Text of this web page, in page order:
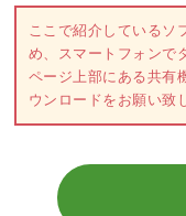
ここで紹介しているソ
め、スマートフォンで
ページ上部にある共有
ウンロードをお願い致